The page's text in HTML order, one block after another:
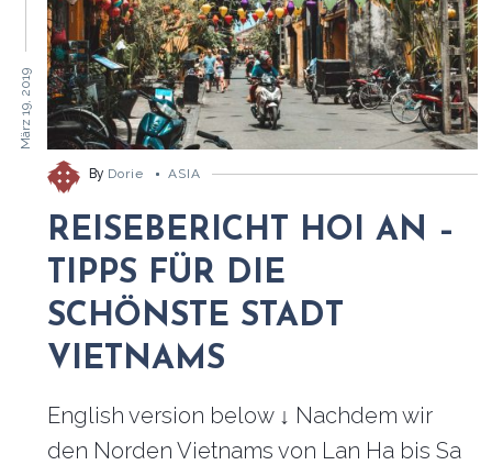
März 19, 2019
By Dorie ASIA
REISEBERICHT HOI AN –
TIPPS FÜR DIE
SCHÖNSTE STADT
VIETNAMS
English version below ↓ Nachdem wir
den Norden Vietnams von Lan Ha bis Sa